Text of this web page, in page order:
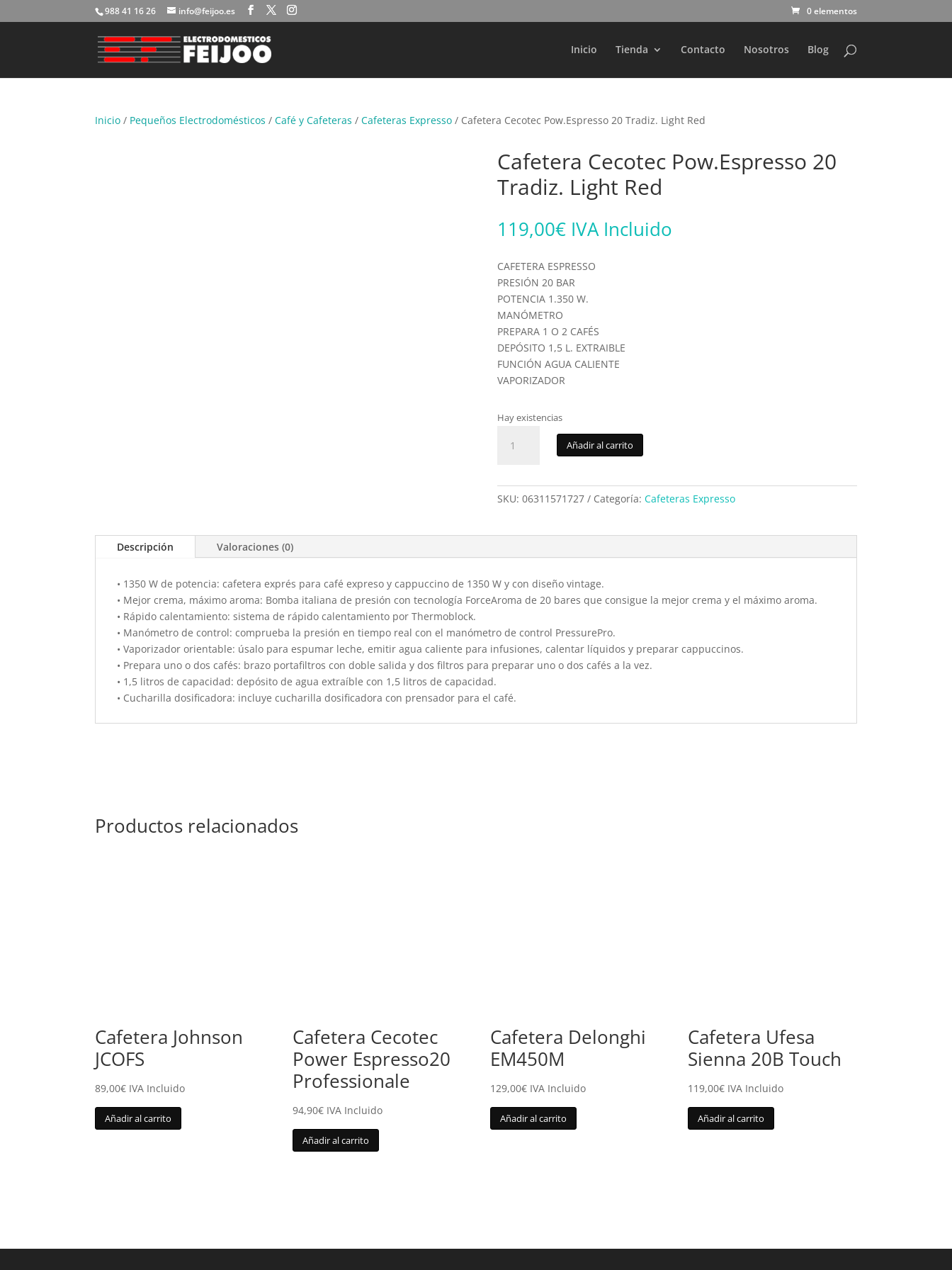
988 41 16 26 info@feijoo.es 0 elementos
Inicio Tienda Contacto Nosotros Blog
Búsqueda
productos
Inicio / Pequeños Electrodomésticos /Café y Cafeteras /Cafeteras Expresso / Cafetera Cecotec Pow.Espresso 20 Tradiz. Light Red
Cafetera Cecotec Pow.Espresso 20
Tradiz. Light Red
119,00€ IVA Incluido
CAFETERA ESPRESSO
PRESIÓN 20 BAR
POTENCIA 1.350 W.
MANÓMETRO
PREPARA 1 O 2 CAFÉS
DEPÓSITO 1,5 L. EXTRAIBLE
FUNCIÓN AGUA CALIENTE
VAPORIZADOR
Hay existencias
Cecotec
Tradiz.
Añadir al carrito
SKU: 06311571727 Categoría: Cafeteras Expresso
Descripción Valoraciones (0)
• 1350 W de potencia: cafetera exprés para café expreso y cappuccino de 1350 W y con diseño vintage.
• Mejor crema, máximo aroma: Bomba italiana de presión con tecnología ForceAroma de 20 bares que consigue la mejor crema y el máximo aroma.
• Rápido calentamiento: sistema de rápido calentamiento por Thermoblock.
• Manómetro de control: comprueba la presión en tiempo real con el manómetro de control PressurePro.
• Vaporizador orientable: úsalo para espumar leche, emitir agua caliente para infusiones, calentar líquidos y preparar cappuccinos.
• Prepara uno o dos cafés: brazo portafiltros con doble salida y dos filtros para preparar uno o dos cafés a la vez.
• 1,5 litros de capacidad: depósito de agua extraíble con 1,5 litros de capacidad.
• Cucharilla dosificadora: incluye cucharilla dosificadora con prensador para el café.
Productos relacionados
Cafetera Johnson
JCOFS
89,00€ IVA Incluido
Añadir al carrito
Cafetera Cecotec
Power Espresso20
Professionale
94,90€ IVA Incluido
Añadir al carrito
Cafetera Delonghi
EM450M
129,00€ IVA Incluido
Añadir al carrito
Cafetera Ufesa
Sienna 20B Touch
119,00€ IVA Incluido
Añadir al carrito